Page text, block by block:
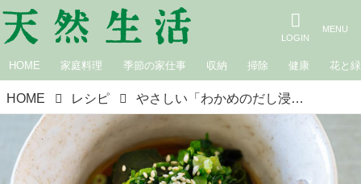
HOME 家庭料理 季節の家仕事 収納 掃除 健康 花と緑
HOME レシピ やさしい「わかめのだし浸し」のつくり方。やわらかくみずみずしい春の“新わかめ”をシンプルに味わう｜松田美智子の季節の仕事